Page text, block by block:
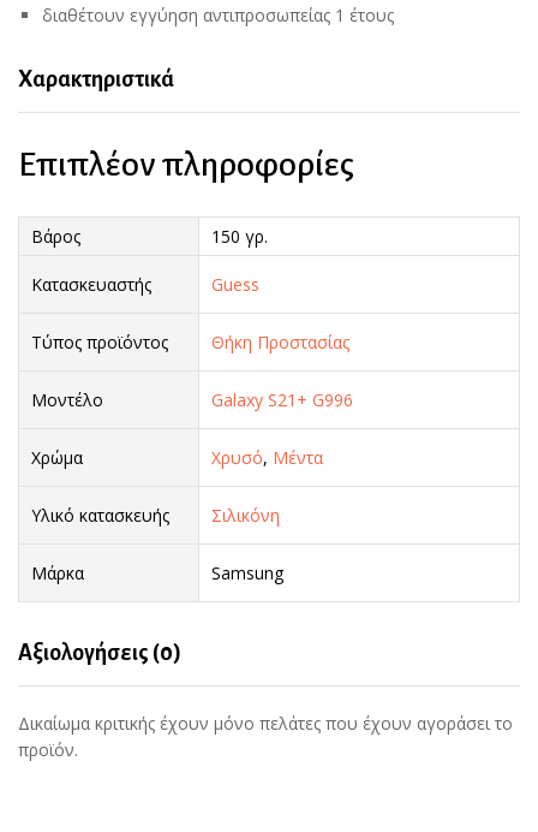
διαθέτουν εγγύηση αντιπροσωπείας 1 έτους
Χαρακτηριστικά
Επιπλέον πληροφορίες
Βάρος 150 γρ.
Κατασκευαστής Guess
Τύπος προϊόντος Θήκη Προστασίας
Μοντέλο Galaxy S21+ G996
Χρώμα Χρυσό, Μέντα
Υλικό κατασκευής Σιλικόνη
Μάρκα Samsung
Αξιολογήσεις (0)
Δικαίωμα κριτικής έχουν μόνο πελάτες που έχουν αγοράσει το
προϊόν.